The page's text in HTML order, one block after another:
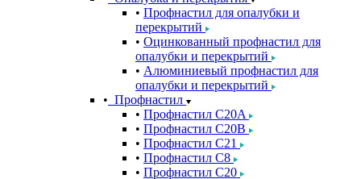
Профнастил для опалубки и
перекрытий
Оцинкованный профнастил для
опалубки и перекрытий
Алюминиевый профнастил для
опалубки и перекрытий
Профнастил
Профнастил С20A
Профнастил С20B
Профнастил С21
Профнастил С8
Профнастил С20